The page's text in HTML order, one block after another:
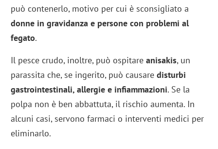
può contenerlo, motivo per cui è sconsigliato a
donne in gravidanza e persone con problemi al
fegato.
Il pesce crudo, inoltre, può ospitareanisakis, un
parassita che, se ingerito, può causaredisturbi
gastrointestinali, allergie e infiammazioni. Se la
polpa non è ben abbattuta, il rischio aumenta. In
alcuni casi, servono farmaci o interventi medici per
eliminarlo.